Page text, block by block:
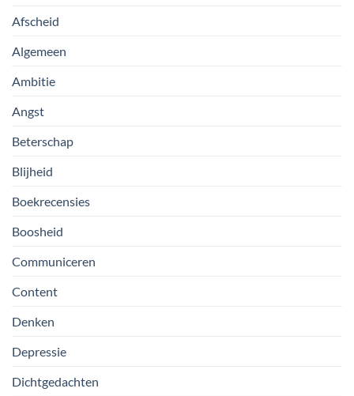
Afscheid
Algemeen
Ambitie
Angst
Beterschap
Blijheid
Boekrecensies
Boosheid
Communiceren
Content
Denken
Depressie
Dichtgedachten